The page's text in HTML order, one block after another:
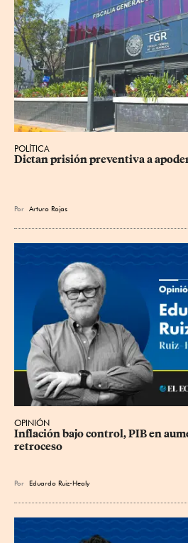
POLÍTICA
Dictan prisión preventiva a
Por Arturo Rojas
OPINIÓN
Inflación bajo control, PIB en
retroceso
Por Eduardo Ruiz-Healy